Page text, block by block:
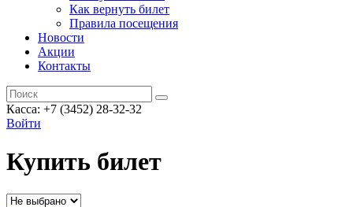
Как вернуть билет
Правила посещения
Новости
Акции
Контакты
Касса: +7 (3452) 28-32-32
Войти
Купить билет